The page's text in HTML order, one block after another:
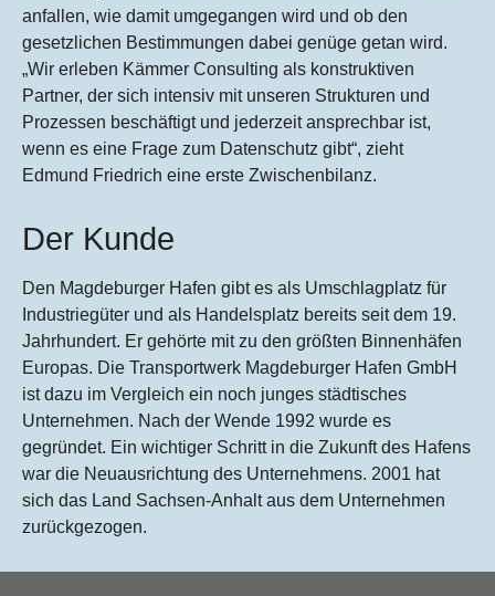
anfallen, wie damit umgegangen wird und ob den
gesetzlichen Bestimmungen dabei genüge getan wird.
„Wir erleben Kämmer Consulting als konstruktiven
Partner, der sich intensiv mit unseren Strukturen und
Prozessen beschäftigt und jederzeit ansprechbar ist,
wenn es eine Frage zum Datenschutz gibt“, zieht
Edmund Friedrich eine erste Zwischenbilanz.
Der Kunde
Den Magdeburger Hafen gibt es als Umschlagplatz für
Industriegüter und als Handelsplatz bereits seit dem 19.
Jahrhundert. Er gehörte mit zu den größten Binnenhäfen
Europas. Die Transportwerk Magdeburger Hafen GmbH
ist dazu im Vergleich ein noch junges städtisches
Unternehmen. Nach der Wende 1992 wurde es
gegründet. Ein wichtiger Schritt in die Zukunft des Hafens
war die Neuausrichtung des Unternehmens. 2001 hat
sich das Land Sachsen-Anhalt aus dem Unternehmen
zurückgezogen.